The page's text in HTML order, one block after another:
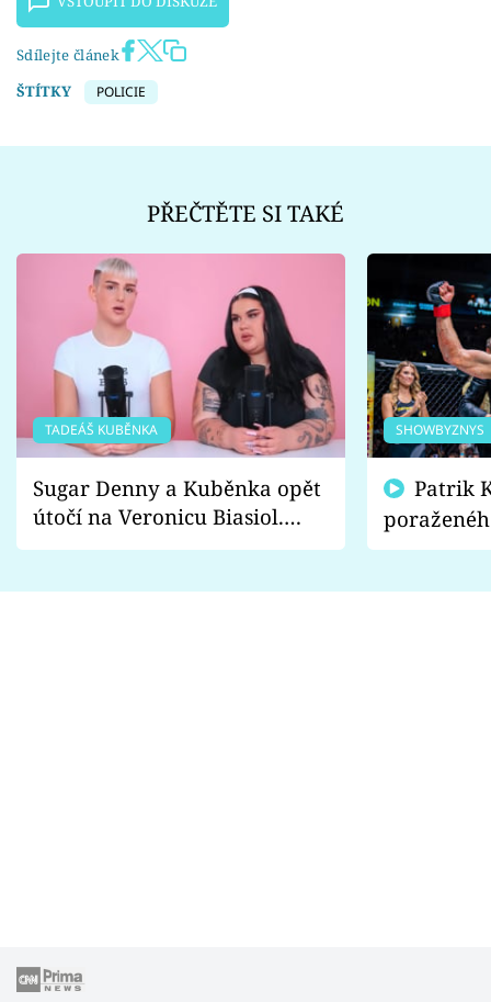
Sdílejte článek
ŠTÍTKY
POLICIE
PŘEČTĚTE SI TAKÉ
TADEÁŠ KUBĚNKA
Sugar Denny a Kuběnka opět
útočí na Veronicu Biasiol.
Proč je podle nich falešná a
SHOWBYZNYS
fanoušci